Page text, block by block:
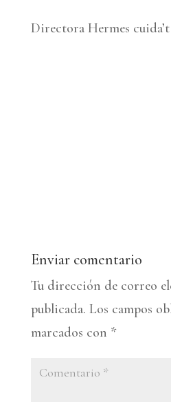
Directora Hermes
Enviar comentario
Tu dirección de correo
publicada. Los campos
marcados con *